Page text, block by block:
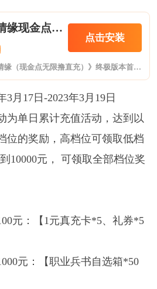
兰若情缘现金点无限撸直充
点击安装
《兰若情缘（现金点无限撸直充）》终极版本首发上线！！这是一款网络主播题材的养成卡牌游戏，作为一个直播行业的新星天才，我们将于众多知名主播、巨星相聚，并开创属于我们自己的娱乐帝国;上线送GM15，送幻彩UR自选，送兰博基尼毒药，海量现金+福利。游戏100%纯正真充卡，真充卡还激活部分线下活动，体验土豪榜一的快乐。游戏内现金点可代替充值点进行购买游戏礼包，福利多多0氪直接起飞，咱拒绝各种文字陷阱，暴揍策划嫖资源，每日SSR拿不停，新版本觉醒功能让你实力大增，一起来体验吧!
3月17日-2023年3月19日
为单日累计充值活动，达到以
位的奖励，高档位可领取低档
10000元， 可领取全部档位奖
元：【1元真充卡*5、礼券*5
元：【职业兵书自选箱*50